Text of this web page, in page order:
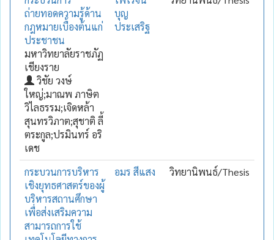
ถ่ายทอดความรู้ด้าน
กฎหมายเบื้องต้นแก่
ประชาชน
มหาวิทยาลัยราชภัฏ
เชียงราย
วิชัย วงษ์
ใหญ่;มาณพ ภาษิต
วิไลธรรม;เจิดหล้า
สุนทรวิภาต;สุชาติ ลี้
ตระกูล;ปรมินทร์ อริ
เดช
บุญ
ประเสริฐ
กระบวนการบริหาร
เชิงยุทธศาสตร์ของผู้
บริหารสถานศึกษา
เพื่อส่งเสริมความ
สามารถการใช้
อมร สีแสง วิทยานิพนธ์/Thesis